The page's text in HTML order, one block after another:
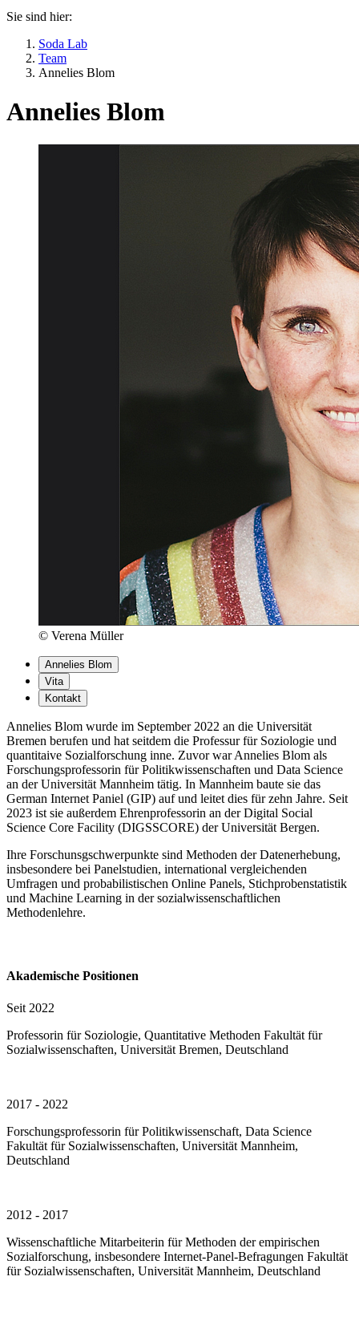
Sie sind hier:
Soda Lab
Team
Annelies Blom
Annelies Blom
© Verena Müller
Annelies Blom
Vita
Kontakt
Annelies Blom wurde im September 2022 an die Universität
Bremen berufen und hat seitdem die Professur für Soziologie und
quantitaive Sozialforschung inne. Zuvor war Annelies Blom als
Forschungsprofessorin für Politikwissenschaften und Data Science
an der Universität Mannheim tätig. In Mannheim baute sie das
German Internet Paniel (GIP) auf und leitet dies für zehn Jahre. Seit
2023 ist sie außerdem Ehrenprofessorin an der Digital Social
Science Core Facility (DIGSSCORE) der Universität Bergen.
Ihre Forschunsgschwerpunkte sind Methoden der Datenerhebung,
insbesondere bei Panelstudien, international vergleichenden
Umfragen und probabilistischen Online Panels, Stichprobenstatistik
und Machine Learning in der sozialwissenschaftlichen
Methodenlehre.
Akademische Positionen
Seit 2022
Professorin für Soziologie, Quantitative Methoden Fakultät für
Sozialwissenschaften, Universität Bremen, Deutschland
2017 - 2022
Forschungsprofessorin für Politikwissenschaft, Data Science
Fakultät für Sozialwissenschaften, Universität Mannheim,
Deutschland
2012 - 2017
Wissenschaftliche Mitarbeiterin für Methoden der empirischen
Sozialforschung, insbesondere Internet-Panel-Befragungen Fakultät
für Sozialwissenschaften, Universität Mannheim, Deutschland